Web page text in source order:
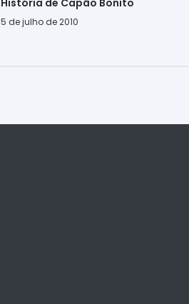
5 de julho de 2010